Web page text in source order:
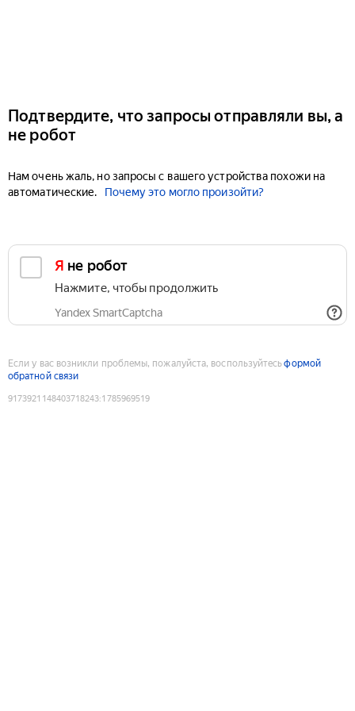
Подтвердите, что запросы отправляли вы, а
не робот
Нам очень жаль, но запросы с вашего устройства похожи на
автоматические.
Почему это могло произойти?
Я не робот
Нажмите, чтобы продолжить
Yandex SmartCaptcha
Если у вас возникли проблемы, пожалуйста, воспользуйтесьформой
обратной связи
9173921148403718243:1785969519